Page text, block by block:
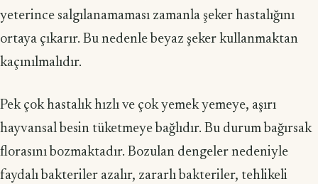
yeterince salgılanamaması zamanla şeker hastalığını
ortaya çıkarır. Bu nedenle beyaz şeker kullanmaktan
kaçınılmalıdır.
Pek çok hastalık hızlı ve çok yemek yemeye, aşırı
hayvansal besin tüketmeye bağlıdır. Bu durum bağırsak
florasını bozmaktadır. Bozulan dengeler nedeniyle
faydalı bakteriler azalır, zararlı bakteriler, tehlikeli